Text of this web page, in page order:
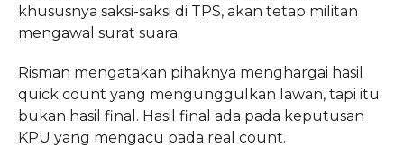
khususnya saksi-saksi di TPS, akan tetap militan
mengawal surat suara.
Risman mengatakan pihaknya menghargai hasil
quick count yang mengunggulkan lawan, tapi itu
bukan hasil final. Hasil final ada pada keputusan
KPU yang mengacu pada real count.